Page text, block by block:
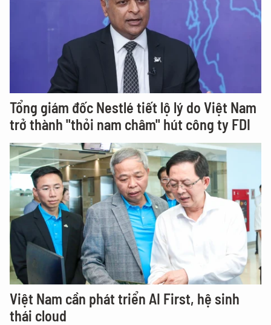
Tổng giám đốc Nestlé tiết lộ lý do Việt Nam
trở thành "thỏi nam châm" hút công ty FDI
Việt Nam cần phát triển AI First, hệ sinh
thái cloud